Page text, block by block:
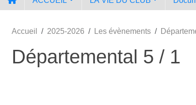
Accueil 2025-2026 Les évènements
Départemental 5 / 1